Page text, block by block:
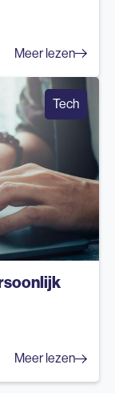
Meer lezen
Tech
Meer lezen